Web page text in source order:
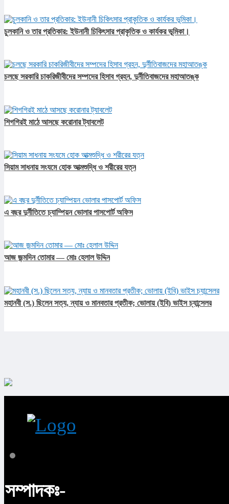
চুলকানি ও তার প্রতিকার: ইউনানী চিকিৎসার প্রাকৃতিক ও কার্যকর ভূমিকা।
চলছে সরকারি চাকরিজীবীদের সম্পদের হিসাব গ্রহন, দুর্নীতিবাজদের মহাআতঙ্ক
শিগগিরই মাঠে আসছে করোনার ট্যাবলেট
সিয়াম সাধনায় সংযমে হোক আত্মশুদ্ধি ও শরীরের যত্ন
এ বছর দুর্নীতিতে চ্যাম্পিয়ন ভোলার পাসপোর্ট অফিস
আজ জন্মদিন তোমার — মোঃ হেলাল উদ্দিন
মহানবী (স.) ছিলেন সত্য, ন্যায় ও মানবতার প্রতীক; ভোলায় (ইবি) ভাইস চ্যান্সেলর
সম্পাদকঃ-